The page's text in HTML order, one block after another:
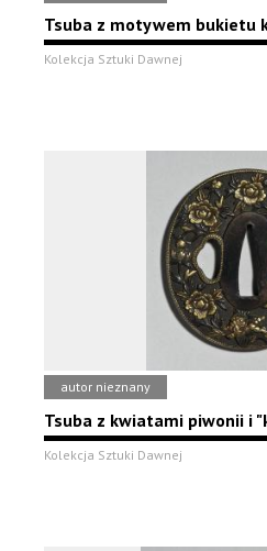
Tsuba z motywem bukietu
Kolekcja Sztuki Dawnej
autor nieznany
Tsuba z kwiatami piwonii i
Kolekcja Sztuki Dawnej